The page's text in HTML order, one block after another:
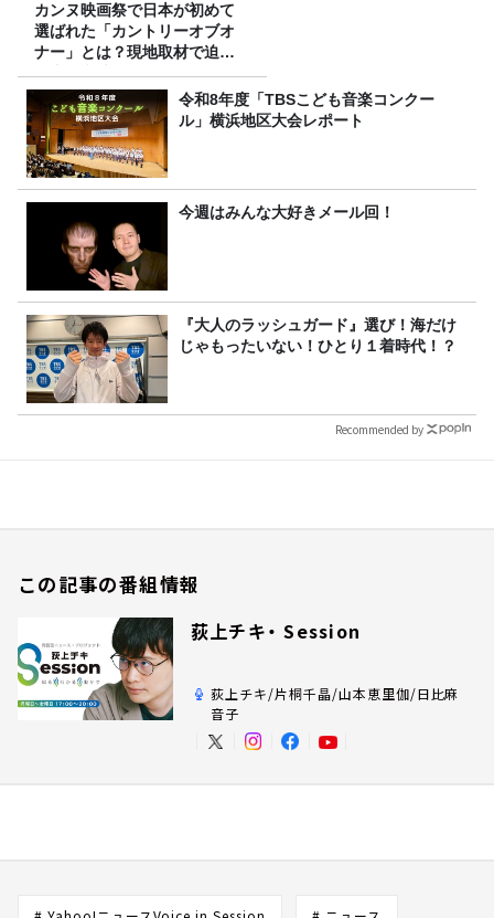
カンヌ映画祭で日本が初めて
選ばれた「カントリーオブオ
ナー」とは？現地取材で迫る
選出の意味
令和8年度「TBSこども音楽コンクー
ル」横浜地区大会レポート
今週はみんな大好きメール回！
『大人のラッシュガード』選び！海だけ
じゃもったいない！ひとり１着時代！？
Recommended by
この記事の番組情報
荻上チキ・ Session
荻上チキ/片桐千晶/山本恵里伽/日比麻
音子